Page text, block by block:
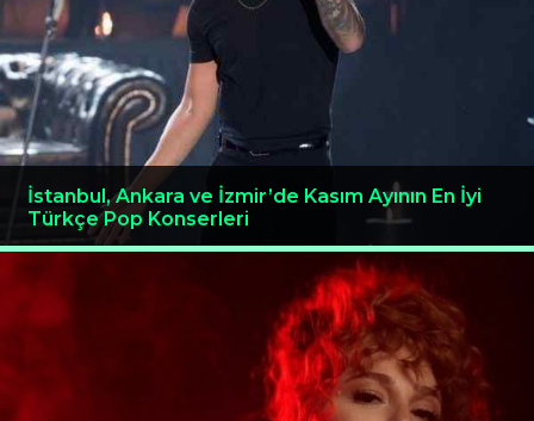
İstanbul, Ankara ve İzmir’de Kasım Ayının En İyi
Türkçe Pop Konserleri